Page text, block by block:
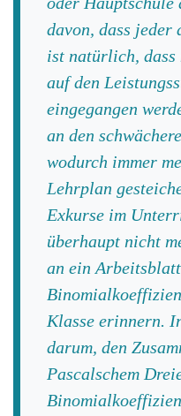
davon, dass jeder
ist natürlich,
auf den
eingegangen
an den
wodurch immer
Lehrplan
Exkurse im
überhaupt nicht
an ein
Klasse erinnern.
darum, den
Pascalschem